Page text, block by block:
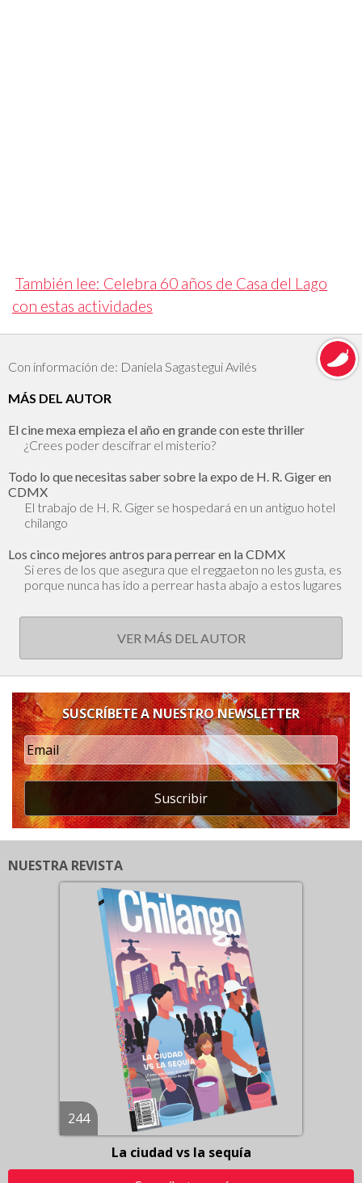
También lee: Celebra 60 años de Casa del Lago
con estas actividades
Con información de: Daniela Sagastegui Avilés
MÁS DEL AUTOR
El cine mexa empieza el año en grande con este thriller
¿Crees poder descifrar el misterio?
Todo lo que necesitas saber sobre la expo de H. R. Giger en
CDMX
El trabajo de H. R. Giger se hospedará en un antiguo hotel
chilango
Los cinco mejores antros para perrear en la CDMX
Si eres de los que asegura que el reggaeton no les gusta, es
porque nunca has ido a perrear hasta abajo a estos lugares
VER MÁS DEL AUTOR
SUSCRÍBETE A NUESTRO NEWSLETTER
Suscribir
NUESTRA REVISTA
244
La ciudad vs la sequía